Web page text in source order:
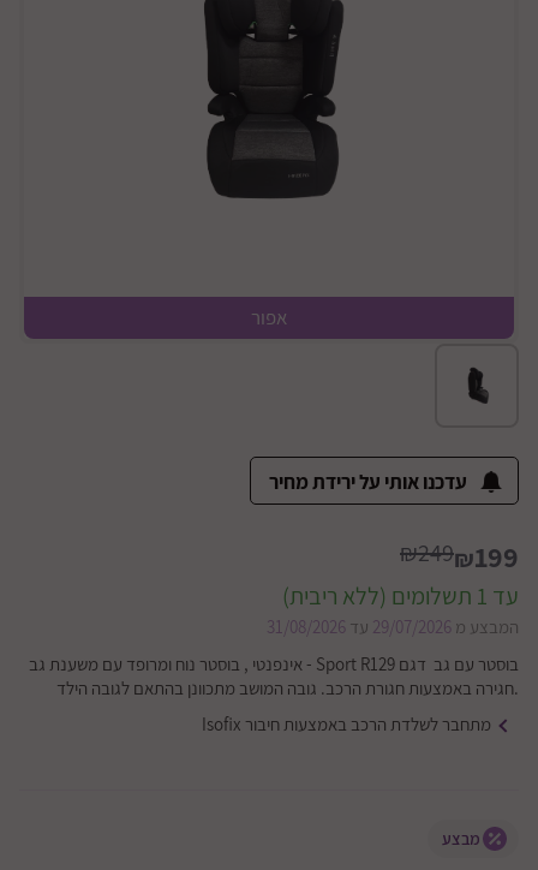
אפור
מבט צד
עדכנו אותי על ירידת מחיר
₪199
₪249
עד 1 תשלומים (ללא ריבית)
המבצע מ 29/07/2026 עד 31/08/2026
בוסטר עם גב דגם Sport R129 - אינפנטי , בוסטר נוח ומרופד עם משענת גב
.חגירה באמצעות חגורת הרכב. גובה המושב מתכוונן בהתאם לגובה הילד
מתחבר לשלדת הרכב באמצעות חיבור Isofix
מבצע